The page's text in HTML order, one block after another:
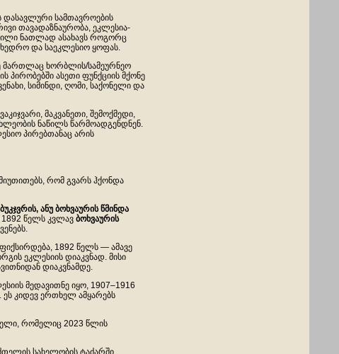
დასავლური სამთავროების
თავადაზნაურობა, ეკლესია-
ნათლად ასახავს როგორც
და საეკლესიო ყოფას.
მართლაც ხორბლის/სამეურნეო
პირობებში ასეთი ფუნქციის მქონე
სიმინდი, ღომი, საქონელი და
მაკვანეთი, შემოქმედი,
ნაწილს წარმოადგენდნენ.
პირებთანაც არის
რომ გვარს ჰქონდა
, ანუ ბოხვაურის წმინდა
წელს კვლავ ბოხვაურის
1892 წელს — ამავე
ეკლესიის დიაკვნად. მისი
დიაკვნამდე.
მედავითნე იყო, 1907–1916
ეს კიდევ ერთხელ ამყარებს
რომელიც 2023 წლის
სახელობის ტაძარში,